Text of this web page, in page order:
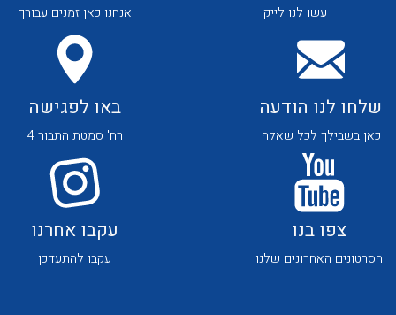
לכל מוצרי היצרן לכל מוצרי היצרן
לכל מוצרי היצרן לכל מוצרי היצרן
עשו לנו לייק אנחנו כאן זמנים עבורך
שלחו לנו הודעה
כאן בשבילך לכל שאלה
באו לפגישה
רח' סמטת התבור 4
צפו בנו
הסרטונים האחרונים שלנו
עקבו אחרנו
עקבו להתעדכן